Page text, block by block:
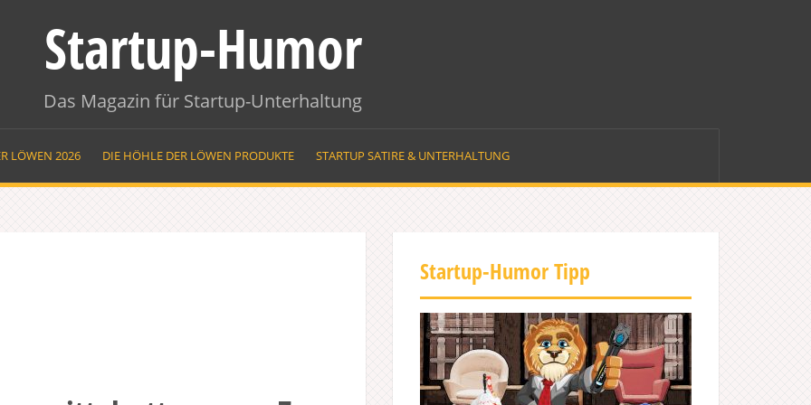
Startup-Humor
Das Magazin für Startup-Unterhaltung
LÖWEN 2026 DIE HÖHLE DER LÖWEN PRODUKTE STARTUP SATIRE & UNTERHALTUNG
Startup-Humor Tipp